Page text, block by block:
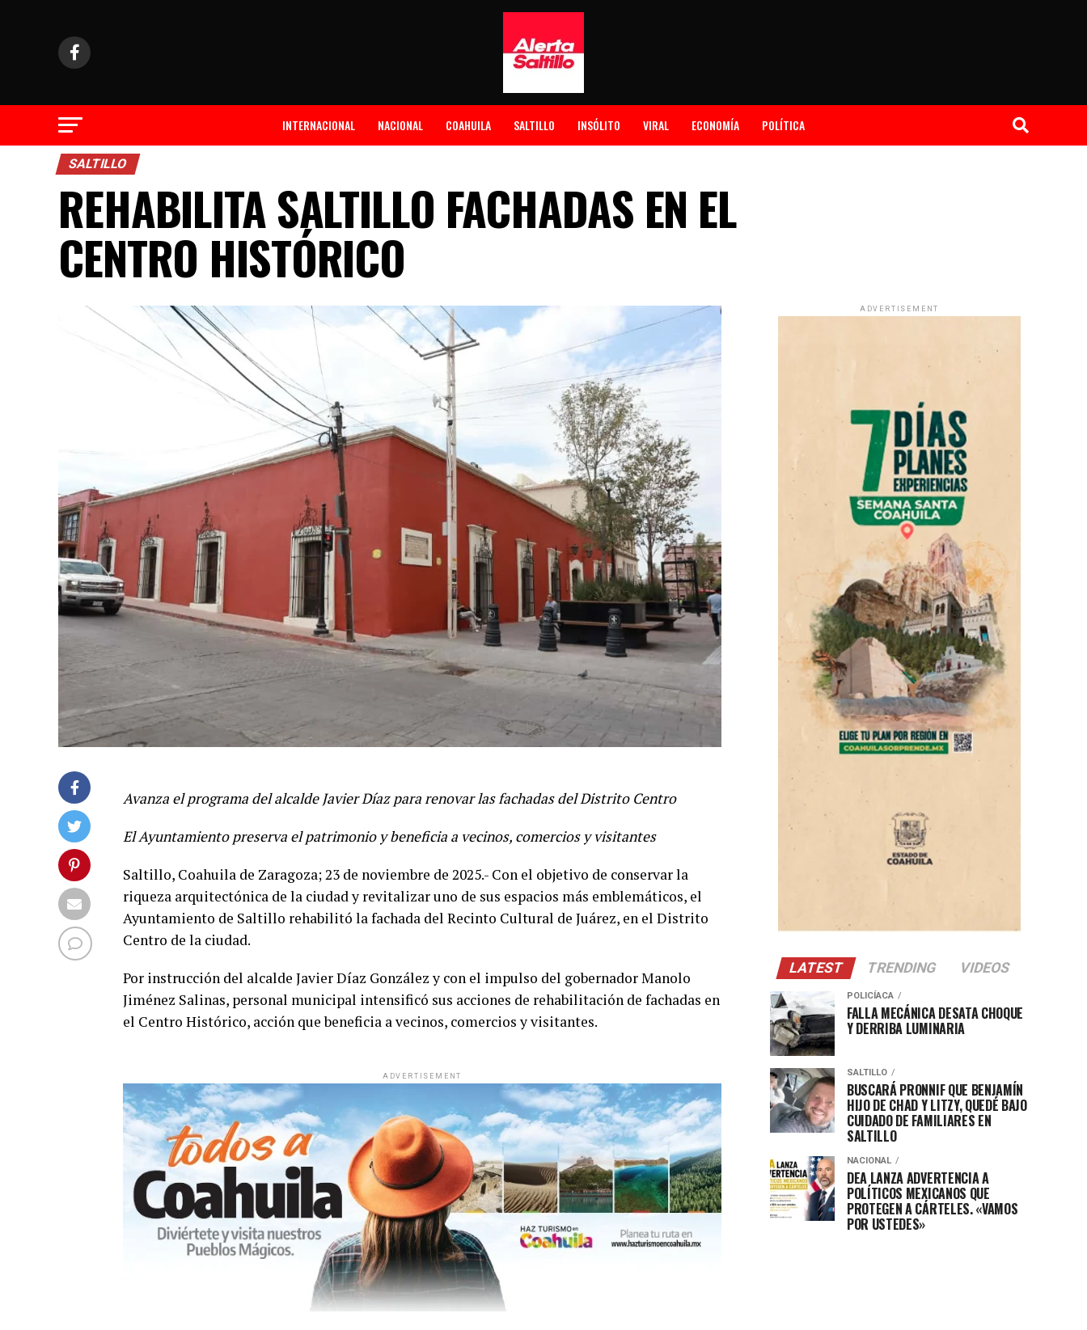
INTERNACIONAL NACIONAL COAHUILA SALTILLO INSÓLITO VIRAL ECONOMÍA POLÍTICA
SALTILLO
REHABILITA SALTILLO FACHADAS EN EL
CENTRO HISTÓRICO
Avanza el programa del alcalde Javier Díaz para renovar las fachadas del Distrito Centro
El Ayuntamiento preserva el patrimonio y beneficia a vecinos, comercios y visitantes
Saltillo, Coahuila de Zaragoza; 23 de noviembre de 2025.- Con el objetivo de conservar la
riqueza arquitectónica de la ciudad y revitalizar uno de sus espacios más emblemáticos, el
Ayuntamiento de Saltillo rehabilitó la fachada del Recinto Cultural de Juárez, en el Distrito
Centro de la ciudad.
Por instrucción del alcalde Javier Díaz González y con el impulso del gobernador Manolo
Jiménez Salinas, personal municipal intensificó sus acciones de rehabilitación de fachadas en
el Centro Histórico, acción que beneficia a vecinos, comercios y visitantes.
ADVERTISEMENT
ADVERTISEMENT
LATEST TRENDING VIDEOS
POLICÍACA
FALLA MECÁNICA DESATA CHOQUE
Y DERRIBA LUMINARIA
SALTILLO
BUSCARÁ PRONNIF QUE BENJAMÍN
HIJO DE CHAD Y LITZY, QUEDÉ BAJO
CUIDADO DE FAMILIARES EN
SALTILLO
NACIONAL
DEA LANZA ADVERTENCIA A
POLÍTICOS MEXICANOS QUE
PROTEGEN A CÁRTELES. «VAMOS
POR USTEDES»